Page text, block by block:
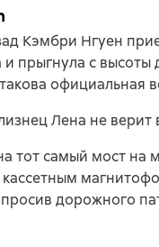
Кэмбри Нгуен
прыгнула с высоты
официальная
Лена не верит
тот самый мост
дорожного